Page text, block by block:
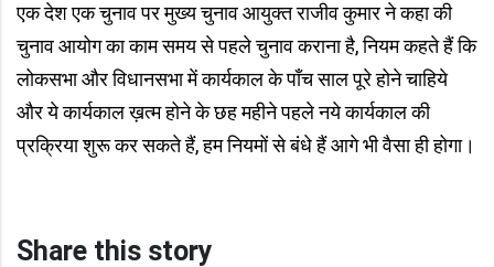
एक देश एक चुनाव पर मुख्य चुनाव आयुक्त राजीव कुमार ने कहा की
चुनाव आयोग का काम समय से पहले चुनाव कराना है, नियम कहते हैं कि
लोकसभा और विधानसभा में कार्यकाल के पाँच साल पूरे होने चाहिये
और ये कार्यकाल ख़त्म होने के छह महीने पहले नये कार्यकाल की
प्रक्रिया शुरू कर सकते हैं, हम नियमों से बंधे हैं आगे भी वैसा ही होगा।
Share this story